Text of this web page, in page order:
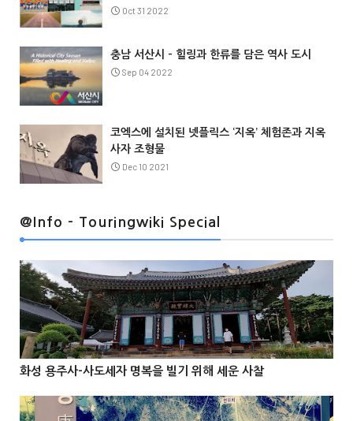
Oct 31 2022
충남 서산시 – 힐링과 한류를 담은 역사 도시
Sep 04 2022
코엑스에 설치된 넷플릭스 ‘지옥’ 체험존과 지옥
사자 조형물
Dec 10 2021
@Info - Touringwiki Special
 

@Info
화성 용주사-사도세자 명복을 빌기 위해 세운 사찰
@Info